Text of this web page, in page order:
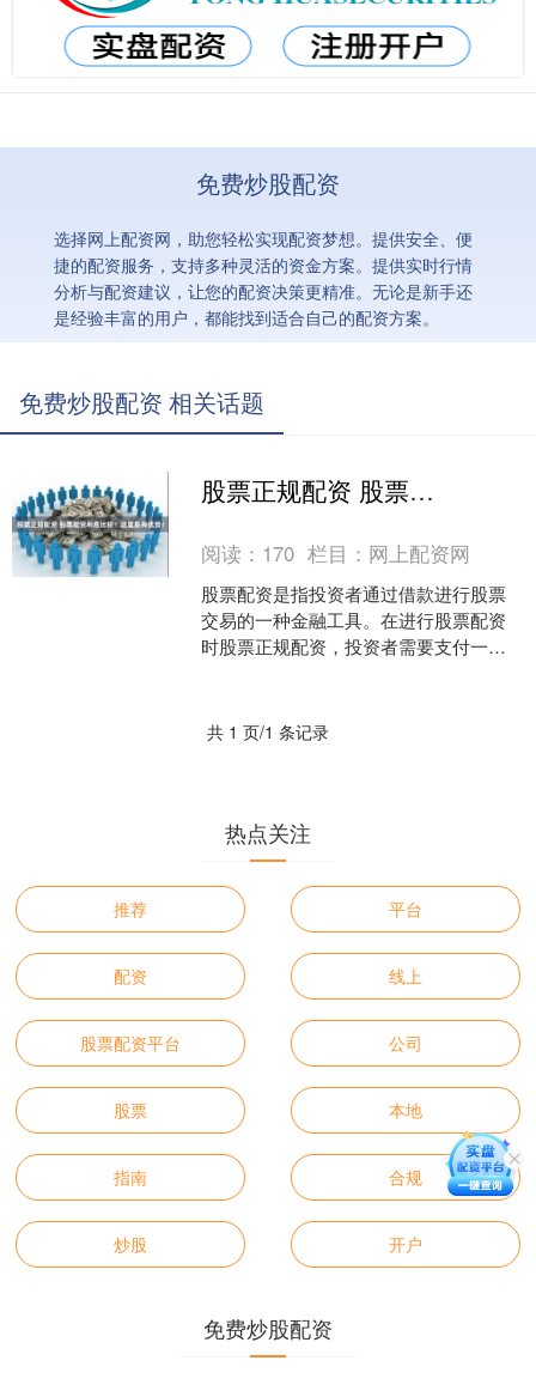
免费炒股配资
选择网上配资网，助您轻松实现配资梦想。提供安全、便
捷的配资服务，支持多种灵活的资金方案。提供实时行情
分析与配资建议，让您的配资决策更精准。无论是新手还
是经验丰富的用户，都能找到适合自己的配资方案。
免费炒股配资 相关话题
股票正规配资 股票配资利息比较！这里最有优势！
阅读： 170 栏目： 网上配资网
股票配资是指投资者通过借款进行股票
交易的一种金融工具。在进行股票配资
时股票正规配资，投资者需要支付一定
共 1 页/1 条记录
热点关注
推荐 平台
配资 线上
股票配资平台 公司
股票 本地
指南 合规
炒股 开户
免费炒股配资